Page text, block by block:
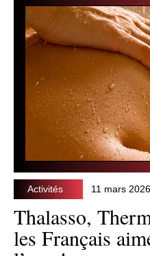
Activités 11 mars 2026
Thalasso,
les Français